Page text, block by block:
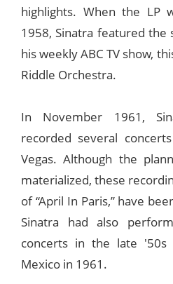
highlights. When the LP
1958, Sinatra featured the
his weekly ABC TV show,
Riddle Orchestra.
In November 1961,
recorded several
Vegas. Although the
materialized, these
of “April In Paris,” have
Sinatra had also
concerts in the late '50s
Mexico in 1961.